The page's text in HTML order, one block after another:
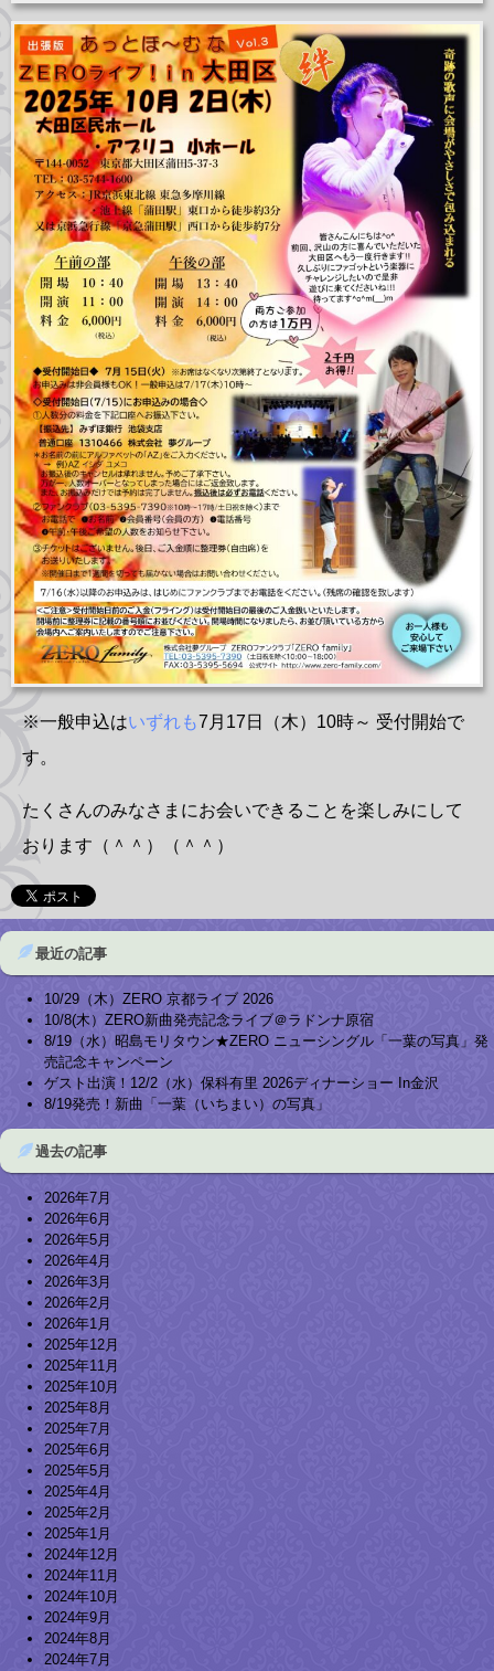
※一般申込はいずれも7月17日（木）10時～ 受付開始で
す。
たくさんのみなさまにお会いできることを楽しみにして
おります（＾＾）（＾＾）
最近の記事
10/29（木）ZERO 京都ライブ 2026
10/8(木）ZERO新曲発売記念ライブ＠ラドンナ原宿
8/19（水）昭島モリタウン★ZERO ニューシングル「一葉の写真」発
売記念キャンペーン
ゲスト出演！12/2（水）保科有里 2026ディナーショー In金沢
8/19発売！新曲「一葉（いちまい）の写真」
過去の記事
2026年7月
2026年6月
2026年5月
2026年4月
2026年3月
2026年2月
2026年1月
2025年12月
2025年11月
2025年10月
2025年8月
2025年7月
2025年6月
2025年5月
2025年4月
2025年2月
2025年1月
2024年12月
2024年11月
2024年10月
2024年9月
2024年8月
2024年7月